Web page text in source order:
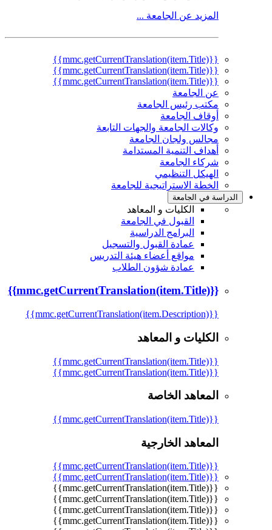
المزيد عن الجامعة ...
{{mmc.getCurrentTranslation(item.Title)}}
{{mmc.getCurrentTranslation(item.Title)}}
{{mmc.getCurrentTranslation(item.Title)}}
عن الجامعة
مكتب رئيس الجامعة
أوقاف الجامعة
وكالات الجامعة والجهات التابعة
مجالس ولجان الجامعة
أهداف التنمية المستدامة
شركاء الجامعة
الهيكل التنظيمي
الخطة الاستراتيجية للجامعة
الدراسة في الجامعة
الكليات و المعاهد
القبول في الجامعة
البرامج الدراسية
عمادة القبول والتسجيل
مواقع أعضاء هيئة التدريس
عمادة شؤون الطلاب
{{mmc.getCurrentTranslation(item.Title)}}
{{mmc.getCurrentTranslation(item.Description)}}
الكليات و المعاهد
{{mmc.getCurrentTranslation(item.Title)}}
{{mmc.getCurrentTranslation(item.Title)}}
المعاهد الخاصة
{{mmc.getCurrentTranslation(item.Title)}}
المعاهد الخارجية
{{mmc.getCurrentTranslation(item.Title)}}
{{mmc.getCurrentTranslation(item.Title)}}
{{mmc.getCurrentTranslation(item.Title)}}
{{mmc.getCurrentTranslation(item.Title)}}
{{mmc.getCurrentTranslation(item.Title)}}
{{mmc.getCurrentTranslation(item.Title)}}